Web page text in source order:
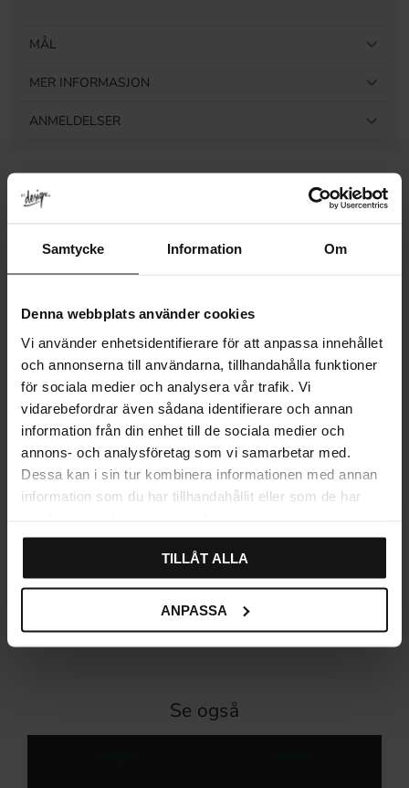
Samtycke Information Om
Denna webbplats använder cookies
Vi använder enhetsidentifierare för att anpassa innehållet
och annonserna till användarna, tillhandahålla funktioner
för sociala medier och analysera vår trafik. Vi
vidarebefordrar även sådana identifierare och annan
information från din enhet till de sociala medier och
annons- och analysföretag som vi samarbetar med.
Dessa kan i sin tur kombinera informationen med annan
information som du har tillhandahållit eller som de har
TILLÅT ALLA
ANPASSA
MÅL
MER INFORMASJON
ANMELDELSER
På lager
199
42%
På lager
Se også